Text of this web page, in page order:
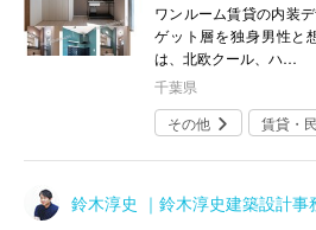
ワンルーム賃貸の内装
ゲット層を独身男性と
は、北欧クール、ハ…
千葉県
その他
賃貸・
鈴木淳史 ｜鈴木淳史建築設計事